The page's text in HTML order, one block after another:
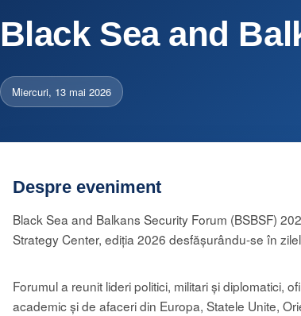
Black Sea and
Miercuri, 13 mai 2026
Despre eveniment
Black Sea and Balkans Security Forum (BSBSF)
Strategy Center, ediția 2026 desfășurându-se în
Forumul a reunit lideri politici, militari și diplomatici,
academic și de afaceri din Europa, Statele Unite,